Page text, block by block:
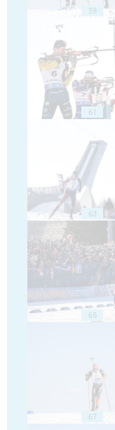
59
61
63
65
67